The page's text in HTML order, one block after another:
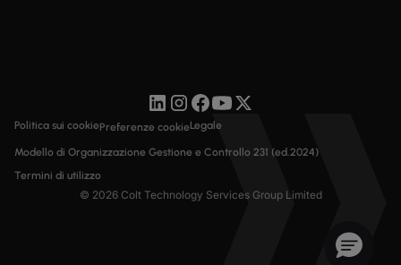
© 2026 Colt Technology Services Group Limited
Politica sui cookiePreferenze cookieLegale
Modello di Organizzazione Gestione e Controllo 231 (ed.2024)
Termini di utilizzo